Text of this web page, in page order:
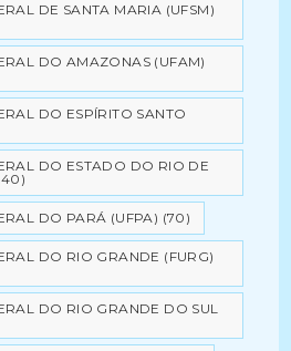
DE SANTA MARIA (UFSM)
DO AMAZONAS (UFAM)
DO ESPÍRITO SANTO
DO ESTADO DO RIO DE
DO PARÁ (UFPA) (70)
DO RIO GRANDE (FURG)
DO RIO GRANDE DO SUL